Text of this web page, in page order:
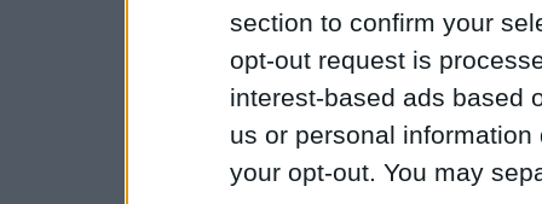
section to confirm your
opt-out request is
interest-based ads based
us or personal
your opt-out. You may